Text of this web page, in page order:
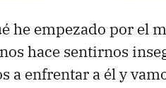
he empezado por el
hace sentirnos
a enfrentar a él y